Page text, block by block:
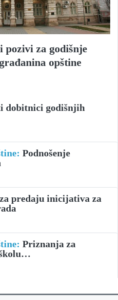
pozivi za godišnje
opštine
dobitnici godišnjih
Podnošenje
predaju inicijativa za
Priznanja za
školu…